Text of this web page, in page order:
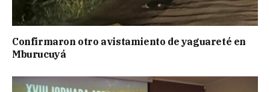
Confirmaron otro avistamiento de yaguareté en
Mburucuyá